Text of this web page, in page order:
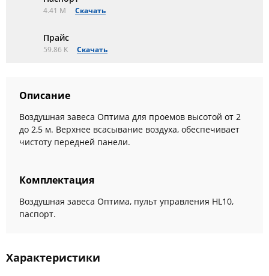
4.41 M Скачать
Прайс
59.86 K Скачать
Описание
Воздушная завеса Оптима для проемов высотой от 2
до 2,5 м. Верхнее всасывание воздуха, обеспечивает
чистоту передней панели.
Комплектация
Воздушная завеса Оптима, пульт управления HL10,
паспорт.
Характеристики